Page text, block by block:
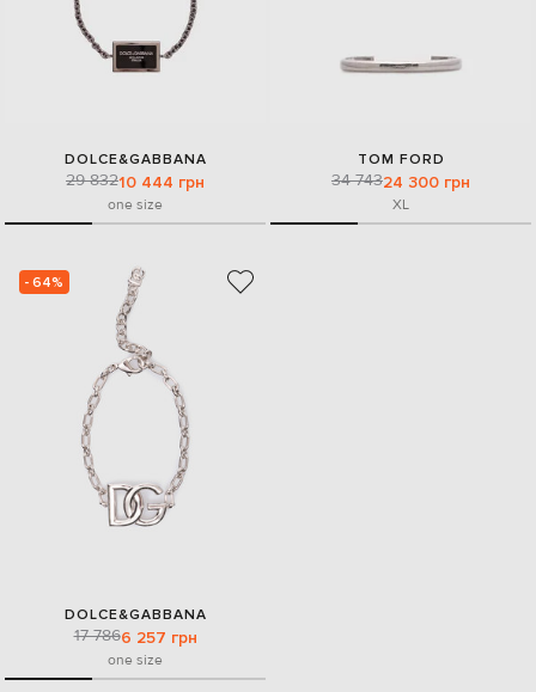
DOLCE&GABBANA
29 83210 444 грн
one size
TOM FORD
34 74324 300 грн
XL
- 64%
DOLCE&GABBANA
17 7866 257 грн
one size